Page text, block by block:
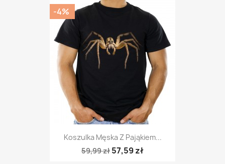
Koszulka Męska Z Pająkiem...
59,99 zł 57,59 zł
-4%